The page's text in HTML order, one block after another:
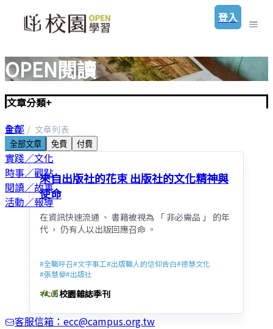
登入
OPEN閱讀
文章分類+
全部
聖經／神學
實踐／文化
時事／觀點
閱讀／故事
活動／報導
首頁 文章列表
全部文章 免費 付費
來自出版社的花束 出版社的文化精神與
使命
在資訊快速流通 、 書籍被視為 「 非必需品 」 的年
代 ， 仍有人以出版回應召命 。
#全職呼召#文字事工#出版職人的信仰告白#德慧文化
#張慧嫈#出版社
校園雜誌季刊
客服信箱：ecc@campus.org.tw